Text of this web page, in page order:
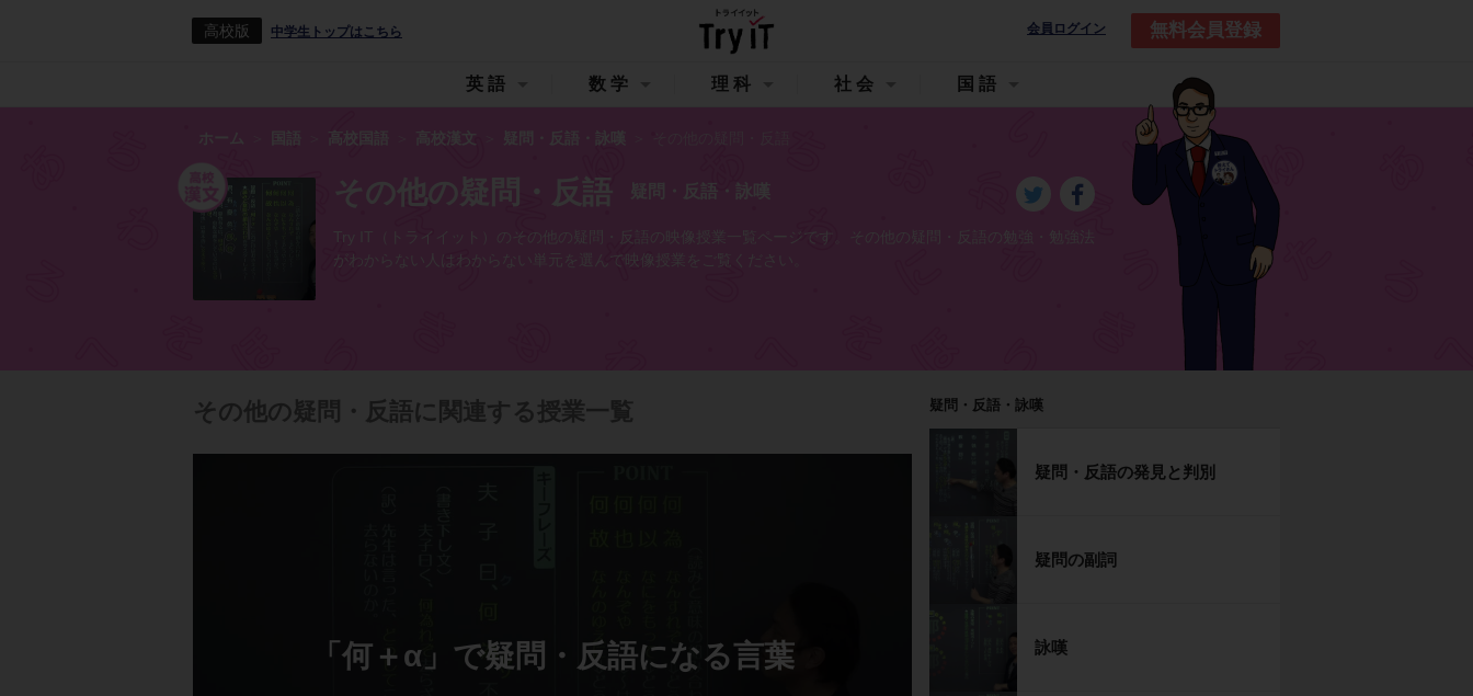
高校版 中学生トップはこちら 会員ログイン 無料会員登録
英語 数学 理科 社会 国語
ホーム 国語 高校国語 高校漢文 疑問・反語・詠嘆
その他の疑問・反語 疑問・反語・詠嘆
Try IT（トライイット）のその他の疑問・反語の映像授業一覧ページです。その他の疑問・反語の勉強・勉強法
がわからない人はわからない単元を選んで映像授業をご覧ください。
その他の疑問・反語に関連する授業一覧
「何＋α」で疑問・反語になる言葉
疑問・反語・詠嘆
疑問・反語の発見と判別
疑問の副詞
詠嘆